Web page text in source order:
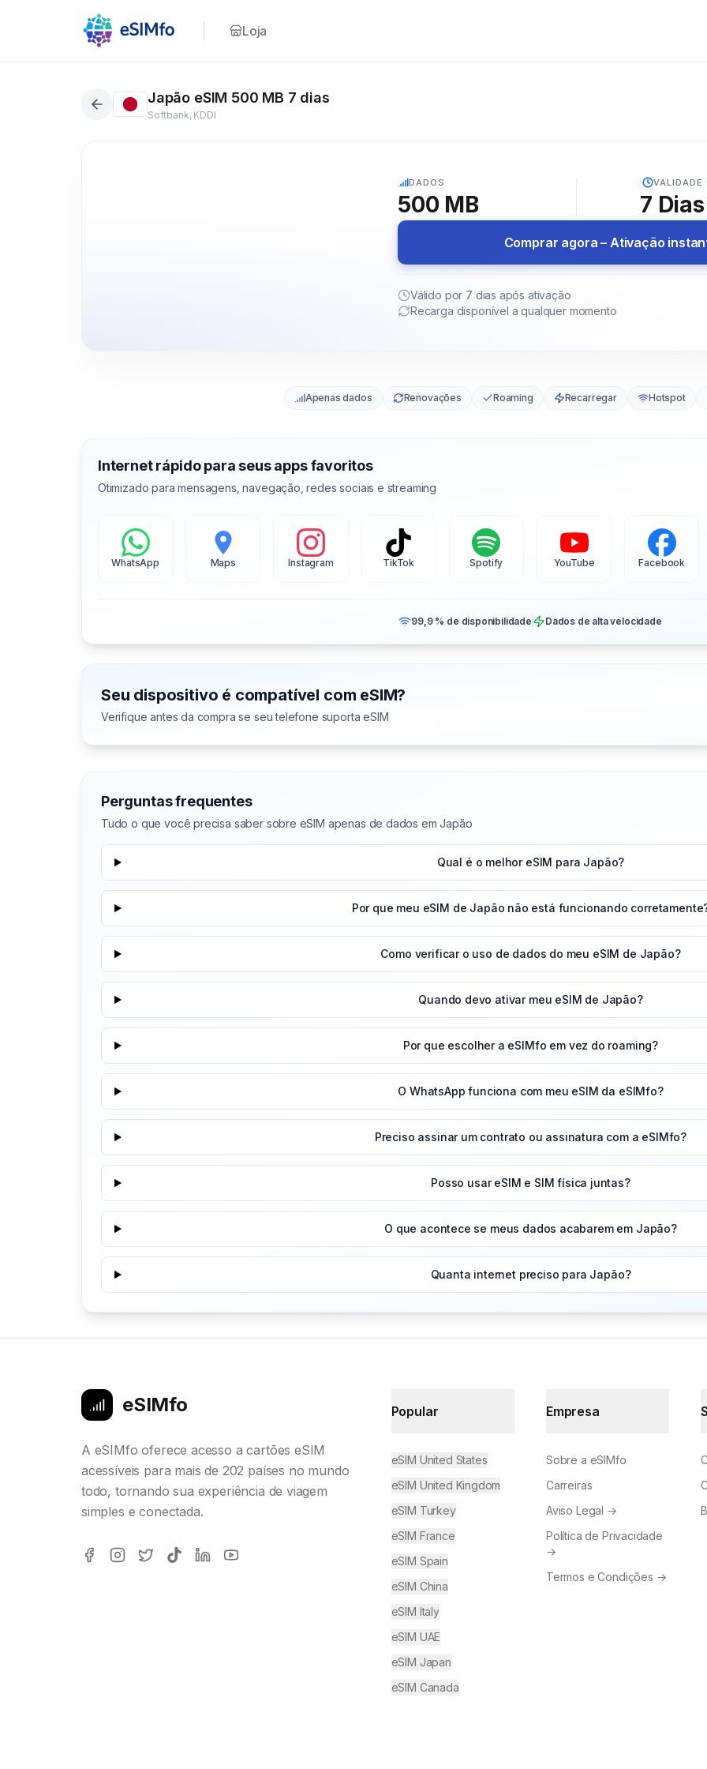
Loja
Japão eSIM 500 MB 7 dias
Softbank, KDDI
DADOS
500 MB
VALIDADE
7 Dias
Comprar agora – Ativação
Válido por 7 dias após ativação
Recarga disponível a qualquer momento
Apenas dados Renovações Roaming Recarregar Hotspot
Internet rápido para seus apps favoritos
Otimizado para mensagens, navegação, redes sociais e streaming
WhatsApp Maps Instagram TikTok Spotify YouTube Facebook
99,9 % de disponibilidade Dados de alta velocidade
Seu dispositivo é compatível com eSIM?
Verifique antes da compra se seu telefone suporta eSIM
Perguntas frequentes
Tudo o que você precisa saber sobre eSIM apenas de dados em Japão
Qual é o melhor eSIM para Japão?
Por que meu eSIM de Japão não está funcionando
Como verificar o uso de dados do meu eSIM de Japão?
Quando devo ativar meu eSIM de Japão?
Por que escolher a eSIMfo em vez do roaming?
O WhatsApp funciona com meu eSIM da eSIMfo?
Preciso assinar um contrato ou assinatura com a eSIMfo?
Posso usar eSIM e SIM física juntas?
O que acontece se meus dados acabarem em Japão?
Quanta internet preciso para Japão?
eSIMfo
A eSIMfo oferece acesso a cartões eSIM
acessíveis para mais de 202 países no mundo
todo, tornando sua experiência de viagem
simples e conectada.
Popular
eSIM United States
eSIM United Kingdom
eSIM Turkey
eSIM France
eSIM Spain
eSIM China
eSIM Italy
eSIM UAE
eSIM Japan
eSIM Canada
Empresa
Sobre a eSIMfo
Carreiras
Aviso Legal →
Política de Privacidade
→
Termos e Condições →